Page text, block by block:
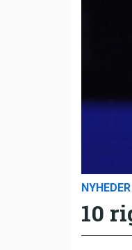
NYHEDER
10